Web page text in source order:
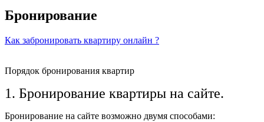
Бронирование
Как забронировать квартиру онлайн ?
Порядок бронирования квартир
1. Бронирование квартиры на сайте.
Бронирование на сайте возможно двумя способами: